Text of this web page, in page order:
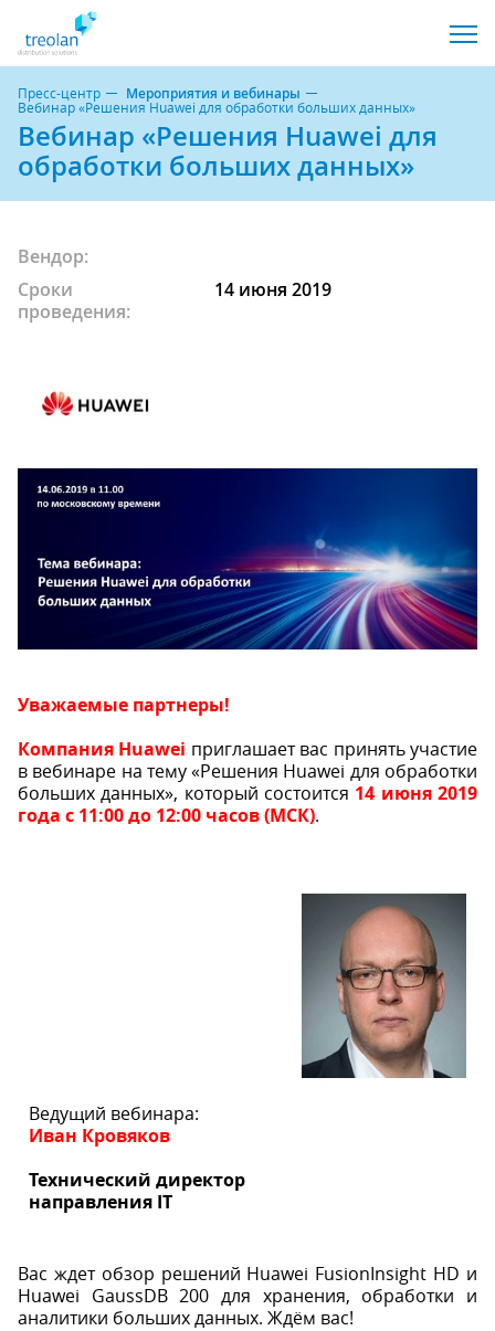
Пресс-центр Мероприятия и вебинары
Вебинар «Решения Huawei для обработки больших данных»
Вебинар «Решения Huawei для
обработки больших данных»
Вендор:
Сроки
проведения:
14 июня 2019
Уважаемые партнеры!
Компания Huawei приглашает вас принять участие
в вебинаре на тему «Решения Huawei для обработки
больших данных», который состоится 14 июня 2019
года с 11:00 до 12:00 часов (МСК).
Ведущий вебинара:
Иван Кровяков
Технический директор
направления IT
Вас ждет обзор решений Huawei FusionInsight HD и
Huawei GaussDB 200 для хранения, обработки и
аналитики больших данных. Ждём вас!